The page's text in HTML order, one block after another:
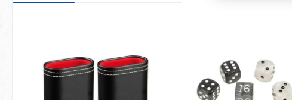
unter 3 Jahren geeignet! Erstickungsgefahr.